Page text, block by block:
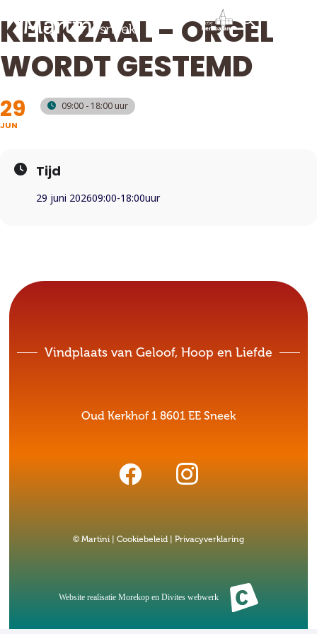
KERKZAAL - ORGEL
WORDT GESTEMD
29
JUN
09:00 - 18:00
Tijd
29 juni 202609:00-18:00
Vindplaats van Geloof, Hoop en Liefde
Oud Kerkhof 1 8601 EE Sneek
© Martini | Cookiebeleid Privacyverklaring
Website realisatie Morekop en Divites webwerk